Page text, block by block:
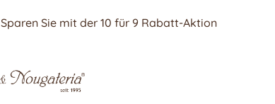
Sparen Sie mit der 10 für 9 Rabatt-Aktion